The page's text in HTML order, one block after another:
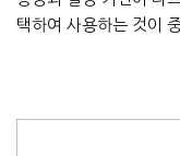
택하여 사용하는 것이